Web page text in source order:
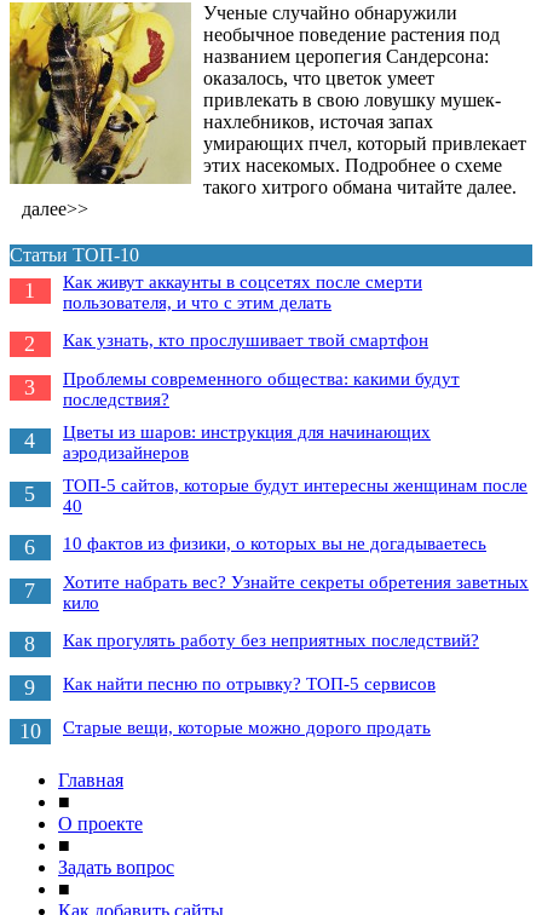
Ученые случайно обнаружили
необычное поведение растения под
названием церопегия Сандерсона:
оказалось, что цветок умеет
привлекать в свою ловушку мушек-
нахлебников, источая запах
умирающих пчел, который привлекает
этих насекомых. Подробнее о схеме
такого хитрого обмана читайте далее.
далее>>
Статьи ТОП-10
1
Как живут аккаунты в соцсетях после смерти
пользователя, и что с этим делать
2 Как узнать, кто прослушивает твой смартфон
3
Проблемы современного общества: какими будут
последствия?
4
Цветы из шаров: инструкция для начинающих
аэродизайнеров
5
ТОП-5 сайтов, которые будут интересны женщинам после
40
6 10 фактов из физики, о которых вы не догадываетесь
7
Хотите набрать вес? Узнайте секреты обретения заветных
кило
8 Как прогулять работу без неприятных последствий?
9 Как найти песню по отрывку? ТОП-5 сервисов
10 Старые вещи, которые можно дорого продать
Главная
■
О проекте
■
Задать вопрос
■
Как добавить сайты